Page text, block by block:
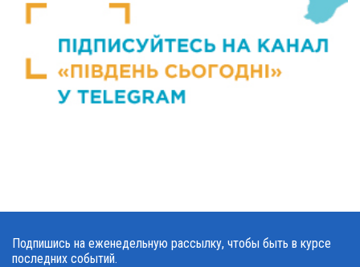
Подпишись на еженедельную рассылку, чтобы быть в курсе
последних событий.